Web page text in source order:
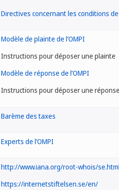
abréviation généralement acceptée,
Directives concernant les conditions
Modèle de plainte de l’OMPI
Instructions pour déposer une plainte
Modèle de réponse de l’OMPI
Instructions pour déposer une réponse
Barème des taxes
Experts de l’OMPI
http://www.iana.org/root-whois/se.html
https://internetstiftelsen.se/en/